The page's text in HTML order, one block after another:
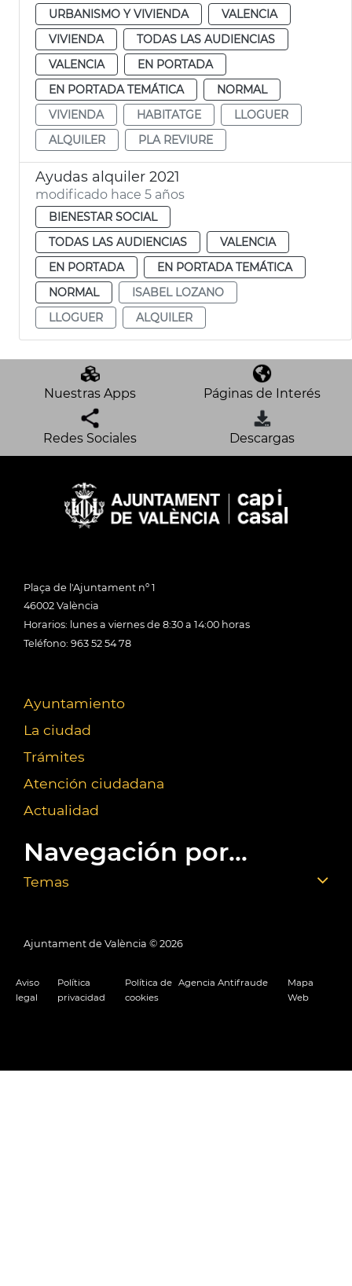
URBANISMO Y VIVIENDA
VALENCIA
VIVIENDA
TODAS LAS AUDIENCIAS
VALENCIA
EN PORTADA
EN PORTADA TEMÁTICA
NORMAL
VIVIENDA
HABITATGE
LLOGUER
ALQUILER
PLA REVIURE
Ayudas alquiler 2021
modificado hace 5 años
BIENESTAR SOCIAL
TODAS LAS AUDIENCIAS
VALENCIA
EN PORTADA
EN PORTADA TEMÁTICA
NORMAL
ISABEL LOZANO
LLOGUER
ALQUILER
Nuestras Apps Páginas de Interés
Redes Sociales Descargas
Plaça de l'Ajuntament nº 1
46002 València
Horarios: lunes a viernes de 8:30 a 14:00 horas
Teléfono: 963 52 54 78
Ayuntamiento
La ciudad
Trámites
Atención ciudadana
Actualidad
Navegación por...
Temas
Ajuntament de València © 2026
Aviso
legal
Política
privacidad
Política de
cookies
Agencia Antifraude
Mapa
Web